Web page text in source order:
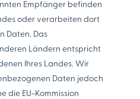
Empfänger befinden
oder verarbeiten dort
Daten. Das
Ländern entspricht
Ihres Landes. Wir
Daten jedoch
die EU-Kommission